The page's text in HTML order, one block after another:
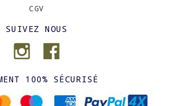
CGV
SUIVEZ NOUS
100% SÉCURISÉ